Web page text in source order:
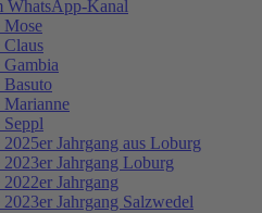
WhatsApp-Kanal
Mose
Claus
Gambia
Basuto
Marianne
Seppl
Jahrgang aus Loburg
Jahrgang Loburg
Jahrgang
Jahrgang Salzwedel